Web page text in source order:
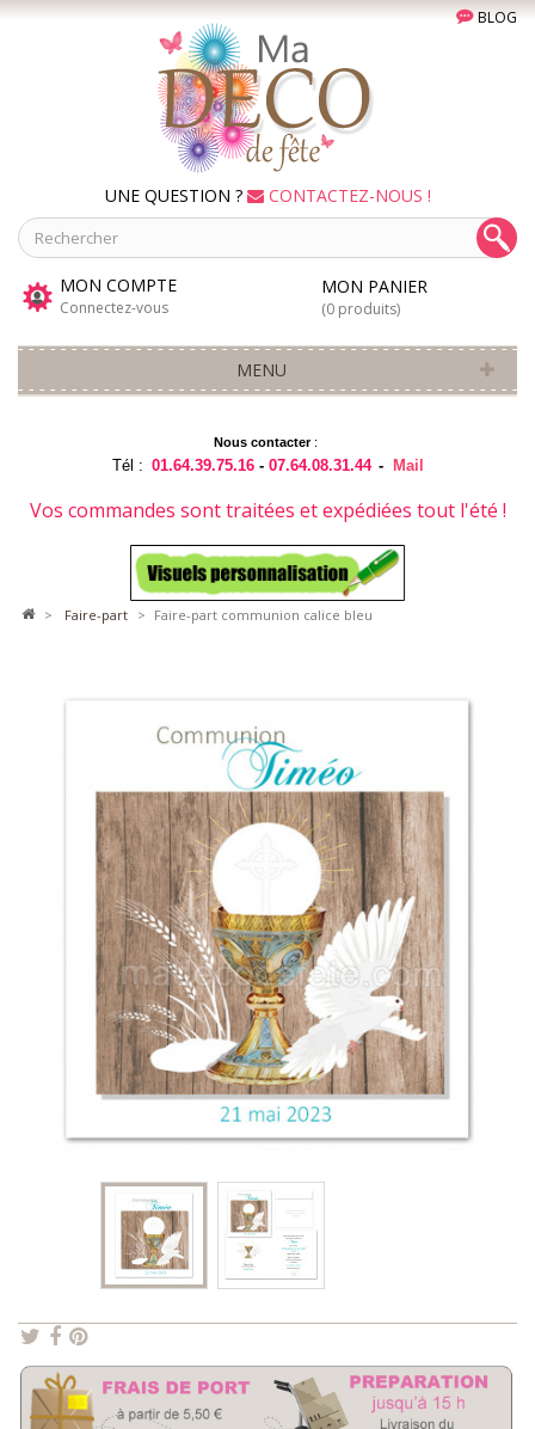
BLOG
UNE QUESTION ? CONTACTEZ-NOUS !
MON COMPTE
Connectez-vous
MON PANIER
(0 produits)
MENU
Nous contacter:
Tél : 01.64.39.75.16 -07.64.08.31.44 - Mail
Vos commandes sont traitées et expédiées tout l'été !
> faire-part > Faire-part communion calice bleu